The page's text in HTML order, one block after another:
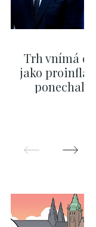
Trh vnímá
jako
ponechali